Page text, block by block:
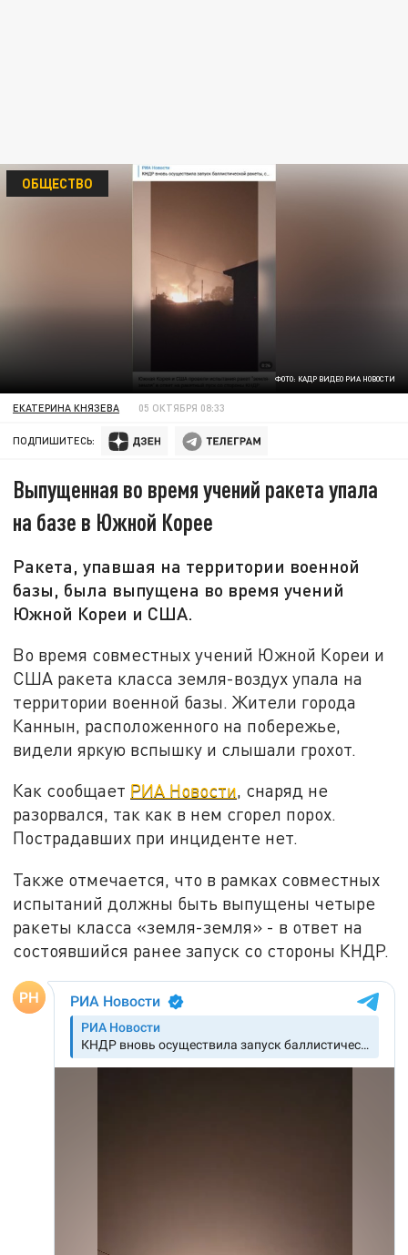
ФОТО: КАДР ВИДЕО РИА НОВОСТИ
ОБЩЕСТВО
ЕКАТЕРИНА КНЯЗЕВА 05 ОКТЯБРЯ 08:33
ПОДПИШИТЕСЬ:
Выпущенная во время учений ракета упала
на базе в Южной Корее
Ракета, упавшая на территории военной
базы, была выпущена во время учений
Южной Кореи и США.
Во время совместных учений Южной Кореи и
США ракета класса земля-воздух упала на
территории военной базы. Жители города
Каннын, расположенного на побережье,
видели яркую вспышку и слышали грохот.
Как сообщает РИА Новости, снаряд не
разорвался, так как в нем сгорел порох.
Пострадавших при инциденте нет.
Также отмечается, что в рамках совместных
испытаний должны быть выпущены четыре
ракеты класса «земля-земля» - в ответ на
состоявшийся ранее запуск со стороны КНДР.